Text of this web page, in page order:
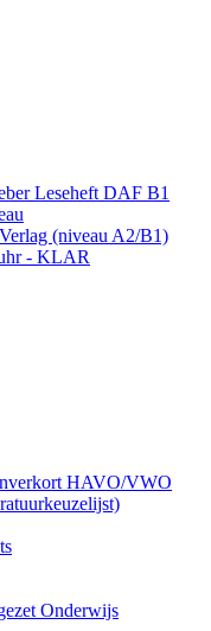
Leseheft DAF B1
(niveau A2/B1)
- KLAR
HAVO/VWO
Onderwijs